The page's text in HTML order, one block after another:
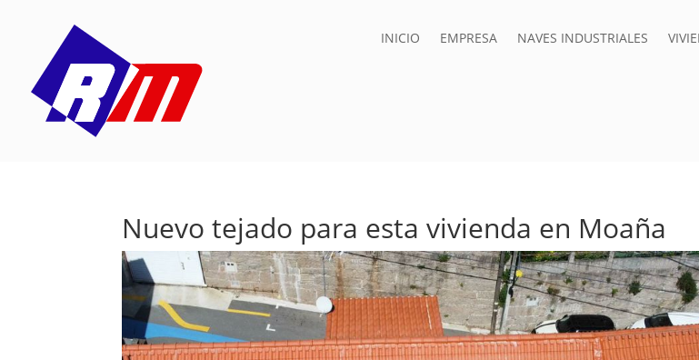
INICIO EMPRESA NAVES INDUSTRIALES
Nuevo tejado para esta vivienda en Moaña